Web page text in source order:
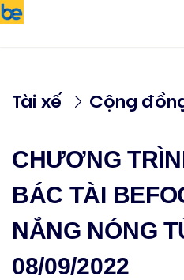
Tài xế Cộng
CHƯƠNG
BÁC TÀI
NẮNG NÓNG
08/09/2022